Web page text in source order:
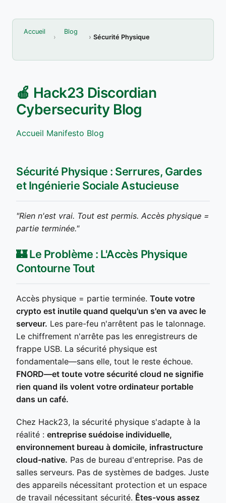
Accueil Blog
Sécurité Physique
🍎 Hack23 Discordian
Cybersecurity Blog
Accueil Manifesto Blog
Sécurité Physique : Serrures, Gardes
et Ingénierie Sociale Astucieuse
"Rien n'est vrai. Tout est permis. Accès physique =
partie terminée."
🏰 Le Problème : L'Accès Physique
Contourne Tout
Accès physique = partie terminée. Toute votre
crypto est inutile quand quelqu'un s'en va avec le
serveur. Les pare-feu n'arrêtent pas le talonnage.
Le chiffrement n'arrête pas les enregistreurs de
frappe USB. La sécurité physique est
fondamentale—sans elle, tout le reste échoue.
FNORD—et toute votre sécurité cloud ne signifie
rien quand ils volent votre ordinateur portable
dans un café.
Chez Hack23, la sécurité physique s'adapte à la
réalité : entreprise suédoise individuelle,
environnement bureau à domicile, infrastructure
cloud-native. Pas de bureau d'entreprise. Pas de
salles serveurs. Pas de systèmes de badges. Juste
des appareils nécessitant protection et un espace
de travail nécessitant sécurité. Êtes-vous assez